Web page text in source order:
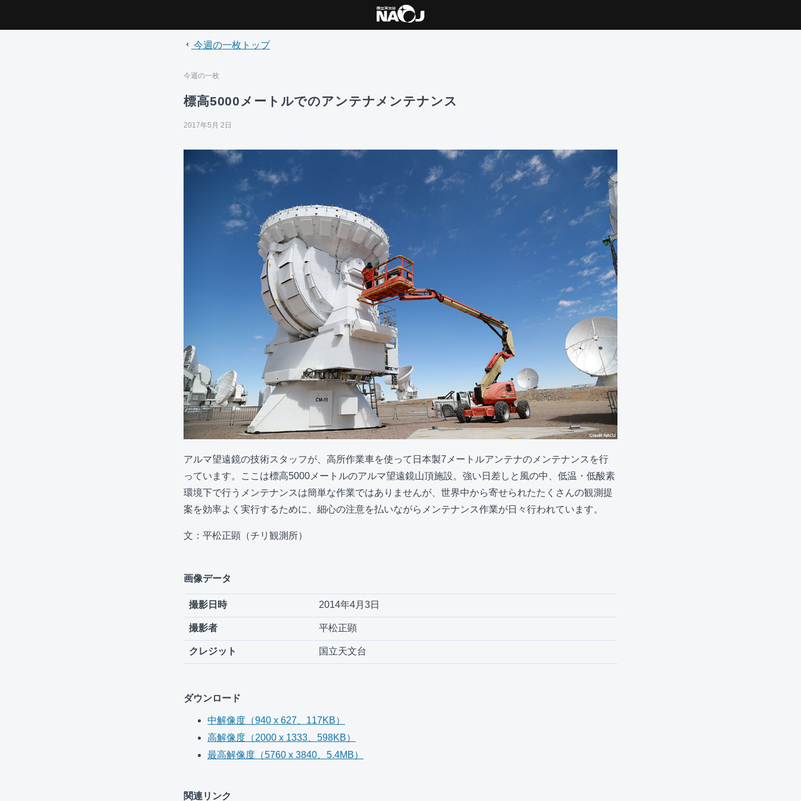
今週の一枚トップ
今週の一枚
標高5000メートルでのアンテナメンテナンス
2017年5月 2日
アルマ望遠鏡の技術スタッフが、高所作業車を使って日本製7メートルアンテナのメンテナンスを行
っています。ここは標高5000メートルのアルマ望遠鏡山頂施設。強い日差しと風の中、低温・低酸素
環境下で行うメンテナンスは簡単な作業ではありませんが、世界中から寄せられたたくさんの観測提
案を効率よく実行するために、細心の注意を払いながらメンテナンス作業が日々行われています。
文：平松正顕（チリ観測所）
画像データ
撮影日時 2014年4月3日
撮影者 平松正顕
クレジット 国立天文台
ダウンロード
中解像度（940 x 627、117KB）
高解像度（2000 x 1333、598KB）
最高解像度（5760 x 3840、5.4MB）
関連リンク